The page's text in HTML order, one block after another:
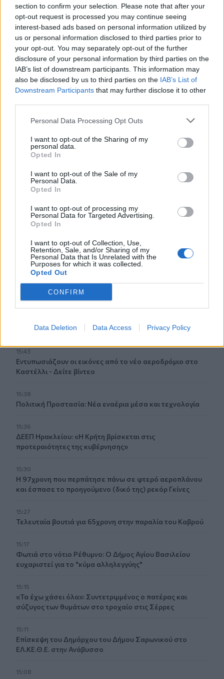
section to confirm your selection. Please note that after your
opt-out request is processed you may continue seeing
interest-based ads based on personal information utilized by
us or personal information disclosed to third parties prior to
your opt-out. You may separately opt-out of the further
disclosure of your personal information by third parties on the
IAB’s list of downstream participants. This information may
also be disclosed by us to third parties on the IAB’s List of
Downstream Participants that may further disclose it to other
Personal Data Processing Opt Outs
I want to opt-out of the Sharing of my
personal data.
Opted In
I want to opt-out of the Sale of my
Personal Data.
Opted In
I want to opt-out of processing my
Personal Data for Targeted Advertising.
Opted In
I want to opt-out of Collection, Use,
Retention, Sale, and/or Sharing of my
Personal Data that Is Unrelated with the
Purposes for which it was collected.
Opted Out
CONFIRM
Data Deletion Data Access Privacy Policy
Ροή ειδήσεων Δημοφιλή
16:30
Στεγαστικό επίδομα από το υπουργείο Παιδείας, σε 1.120
φοιτητές σε Βόλο, Λάρισα, Τρίκαλα, Καρδίτσα και Λαμία
Συντάξεις: Αυξάνονται οι αποχωρήσεις το 2026 καθώς
Η Έμπαρος τίμησε τους νεκρούς της Κατοχής - 82 χρόνια
από τη Μεγάλη Κύκλωση
Καύσιμα: Γιατί οι τιμές παραμένουν υψηλές μέσα στην
Σούπερ Καπ
Ο Γ. Αγριμανάκης Αντιδήμαρχος Υπηρεσίας το Σάββατο 8
και την Κυριακή 9 Αυγούστου
15:48
πυρόπληκτες περιοχές
15:43
Εντυπωσιάζουν οι εικόνες από το νέο αεροδρόμιο στο
Καστέλλι - Δείτε βίντεο
15:38
Πολιτική Προστασία: Νέα εναέρια μέσα και τεχνολογία
15:36
ΔΕΕΠ Ηρακλείου: «Η Κρήτη βρίσκεται στις
προτεραιότητες της κυβέρνησης»
15:30
Η 97χρονη που περπάτησε πάνω σε φτερό αεροπλάνου
και έσπασε το προηγούμενο (δικό της) ρεκόρ Γκίνες
15:27
Τελευταία βουτιά για 65χρονη στην παραλία του Καβρού
15:17
Φωτιά στο νότιο Ρέθυμνο: Ο Δήμος Αγίου Βασιλείου
ευχαριστεί για το "κύμα αλληλεγγύης"
15:15
«Τα έχω χάσει όλα»: Συντετριμμένος ο πατέρας και
σύζυγος των θυμάτων στο τροχαίο στις Σέρρες
15:11
Επίσκεψη του Δημάρχου του Δήμου Σαρωνικού στο
ΕΛ.ΚΕ.Θ.Ε. στην Ανάβυσσο
15:08